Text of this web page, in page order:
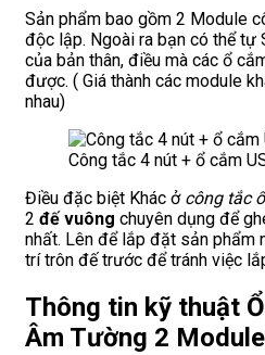
Sản phẩm bao gồm 2 Module
độc lập. Ngoài ra bạn có thể tự
của bản thân, điều mà các ổ
được. ( Giá thành các module
nhau)
Công tắc 4 nút + ổ cắm
Điều đặc biệt Khác ở công tắc
2 đế vuông chuyên dụng để
nhất. Lên để lắp đặt sản phẩm
trí trôn đế trước để tránh việc
Thông tin kỹ thuật
Âm Tường 2